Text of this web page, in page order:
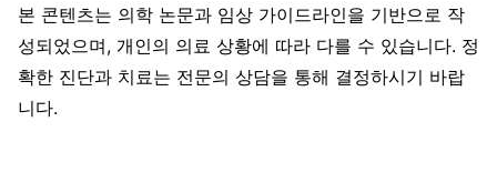
본 콘텐츠는 의학 논문과 임상 가이드라인을 기반으로 작
성되었으며, 개인의 의료 상황에 따라 다를 수 있습니다. 정
확한 진단과 치료는 전문의 상담을 통해 결정하시기 바랍
니다.